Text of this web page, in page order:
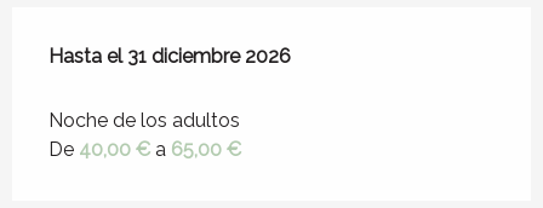
Desde 25 abril 2026hasta31 diciembre 2026
Hasta el31 diciembre 2026
Noche de los adultos
De 40,00 € a 65,00 €